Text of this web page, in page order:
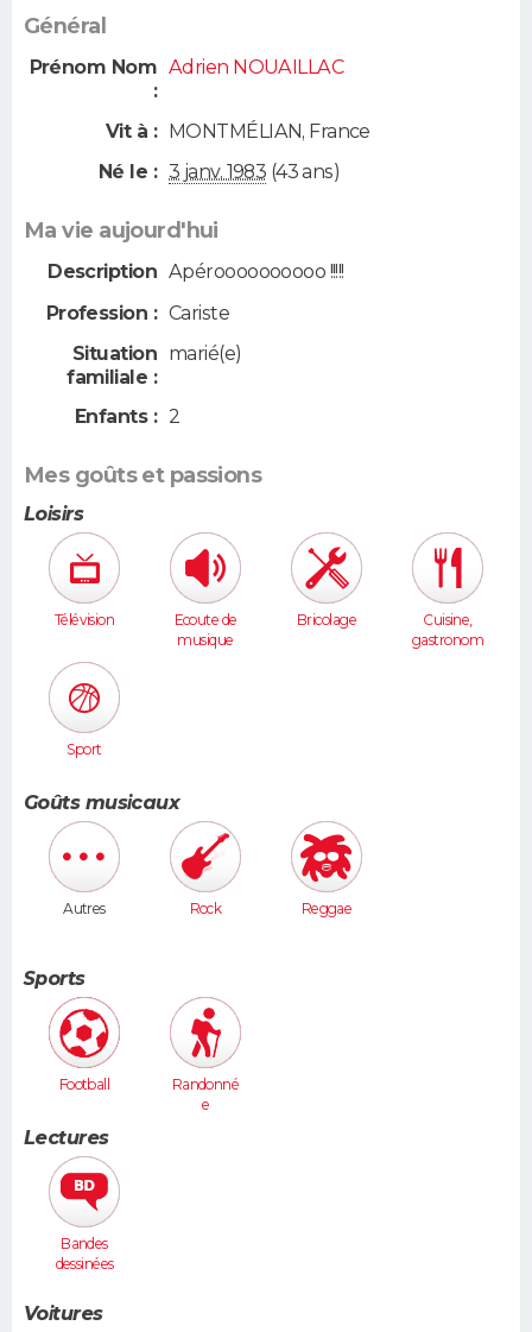
Général
Prénom Nom
:
Adrien NOUAILLAC
Vit à : MONTMÉLIAN, France
Né le : 3 janv. 1983 (43 ans)
Ma vie aujourd'hui
Description Apéroooooooooo !!!!!
Profession : Cariste
Situation
familiale :
marié(e)
Enfants : 2
Mes goûts et passions
Loisirs
Télévision
Ecoute de
musique
Bricolage
Cuisine,
gastronom
Sport
Goûts musicaux
Autres Rock Reggae
Sports
Football
Randonné
e
Lectures
Bandes
dessinées
Voitures